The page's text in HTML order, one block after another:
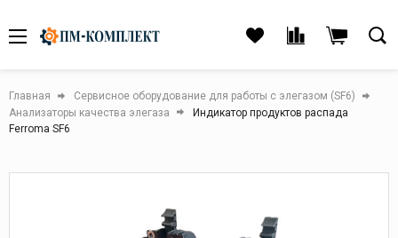
Главная
Сервисное оборудование для работы с элегазом (SF6)
Анализаторы качества элегаза
Индикатор продуктов распада
Ferroma SF6